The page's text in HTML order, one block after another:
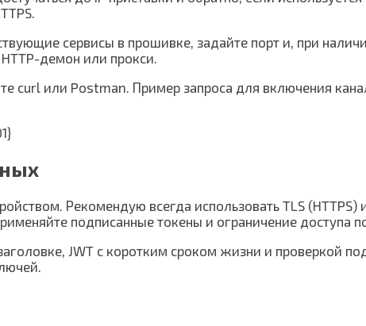
сервисы в прошивке, задайте порт и, при
демон или прокси.
curl или Postman. Пример запроса для включения
Рекомендую всегда использовать TLS
подписанные токены и ограничение доступа
JWT с коротким сроком жизни и проверкой